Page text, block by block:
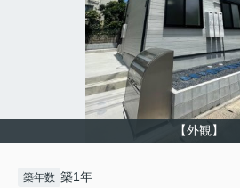
【外観】
築年数 築1年